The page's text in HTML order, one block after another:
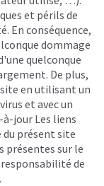
et périls de
En conséquence,
dommage
quelconque
De plus,
site en utilisant un
et avec un
jour Les liens
du présent site
présentes sur le
de